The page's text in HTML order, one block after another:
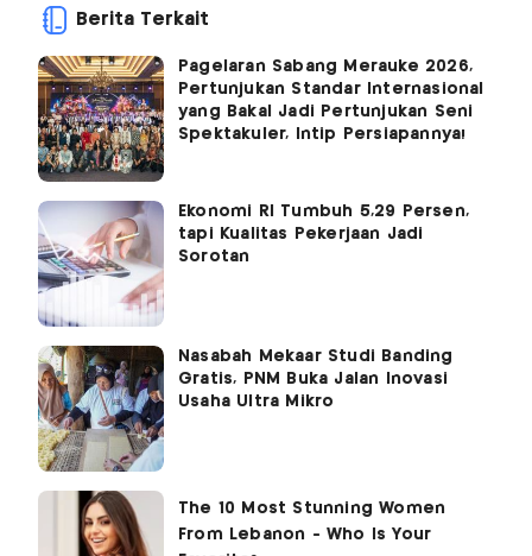
Berita Terkait
Pagelaran Sabang Merauke 2026,
Pertunjukan Standar Internasional
yang Bakal Jadi Pertunjukan Seni
Spektakuler, Intip Persiapannya!
Ekonomi RI Tumbuh 5,29 Persen,
tapi Kualitas Pekerjaan Jadi
Sorotan
Nasabah Mekaar Studi Banding
Gratis, PNM Buka Jalan Inovasi
Usaha Ultra Mikro